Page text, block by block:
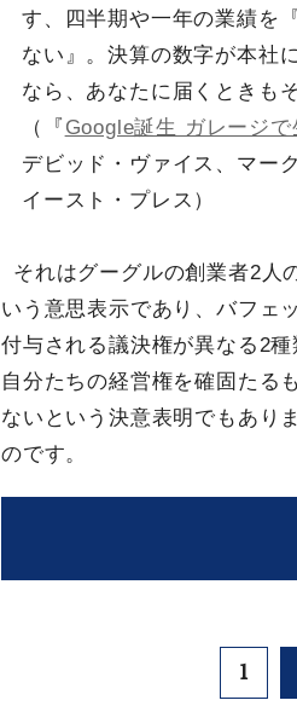
す、四半期や一年の業績を
ない』。決算の数字が本社
なら、あなたに届くときも
（『 Google誕生 ガレージ
デビッド・ヴァイス、マー
イースト・プレス）
それはグーグルの創業者2人
いう意思表示であり、バフェ
付与される議決権が異なる2
自分たちの経営権を確固たる
ないという決意表明でもあり
のです。
1